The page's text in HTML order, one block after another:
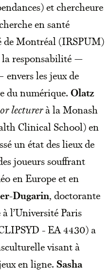
et chercheure
en santé
de Montréal (IRSPUM)
la responsabilité —
les jeux de
du numérique. Olatz
lecturerà la Monash
Clinical School) en
un état des lieux de
joueurs souffrant
en Europe et en
Dugarin, doctorante
l’Université Paris
- EA 4430) a
visant à
en ligne. Sasha